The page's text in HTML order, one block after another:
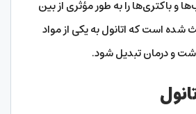
و باکتری‌ها را به طور مؤثری از بین
شده است که اتانول به یکی از مواد
و درمان تبدیل شود.